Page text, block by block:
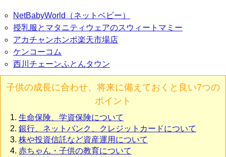
NetBabyWorld（ネットベビー）
授乳服とマタニティウェアのスウィートマミー
アカチャンホンポ楽天市場店
ケンコーコム
西川チェーンふとんタウン
子供の成長に合わせ、将来に備えておくと良い7つの
ポイント
生命保険、学資保険について
銀行、ネットバンク、クレジットカードについて
株や投資信託など資産運用について
赤ちゃん・子供の教育について